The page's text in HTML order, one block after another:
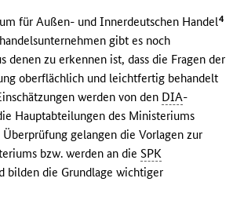
für Außen- und Innerdeutschen Handel4
gibt es noch
denen zu erkennen ist, dass die Fragen der
oberflächlich und leichtfertig behandelt
werden von den DIA-
Hauptabteilungen des Ministeriums
gelangen die Vorlagen zur
bzw. werden an dieSPK
bilden die Grundlage wichtiger